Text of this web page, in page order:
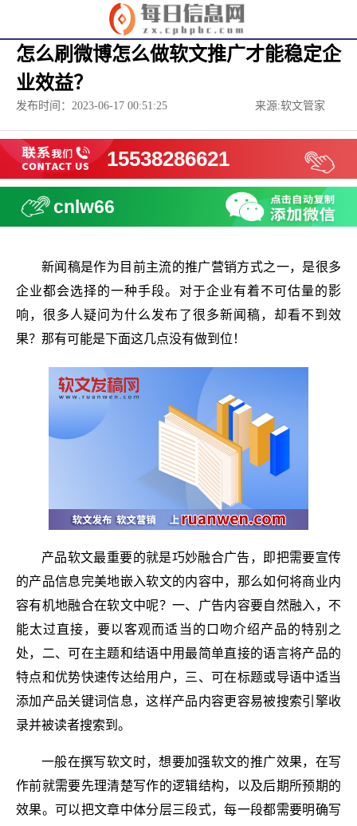
怎么刷微博怎么做软文推广才能稳定企
业效益？
发布时间：2023-06-17 00:51:25 来源:软文管家
15538286621
cnlw66
新闻稿是作为目前主流的推广营销方式之一，是很多
企业都会选择的一种手段。对于企业有着不可估量的影
响，很多人疑问为什么发布了很多新闻稿，却看不到效
果？那有可能是下面这几点没有做到位！
产品软文最重要的就是巧妙融合广告，即把需要宣传
的产品信息完美地嵌入软文的内容中，那么如何将商业内
容有机地融合在软文中呢？一、广告内容要自然融入，不
能太过直接，要以客观而适当的口吻介绍产品的特别之
处，二、可在主题和结语中用最简单直接的语言将产品的
特点和优势快速传达给用户，三、可在标题或导语中适当
添加产品关键词信息，这样产品内容更容易被搜索引擎收
录并被读者搜索到。
一般在撰写软文时，想要加强软文的推广效果，在写
作前就需要先理清楚写作的逻辑结构，以及后期所预期的
效果。可以把文章中体分层三段式，每一段都需要明确写